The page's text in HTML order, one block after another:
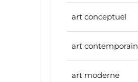
art conceptuel
art contemporain
art moderne